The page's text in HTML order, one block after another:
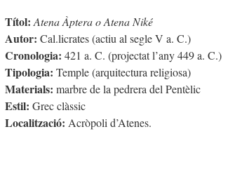
Títol: Atena Àptera o Atena Niké
Autor: Cal.licrates (actiu al segle V a. C.)
Cronologia: 421 a. C. (projectat l’any 449 a. C.)
Tipologia: Temple (arquitectura religiosa)
Materials: marbre de la pedrera del Pentèlic
Estil: Grec clàssic
Localització: Acròpoli d’Atenes.